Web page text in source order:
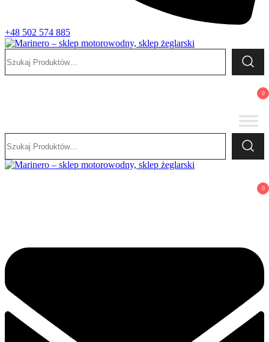
+48 502 574 885
Marinero – sklep motorowodny, sklep żeglarski
Sklep motorowodny, Sklep żeglarski, części do silników,
wyposażenie łodzi motorowych, elektronika morska
0
0